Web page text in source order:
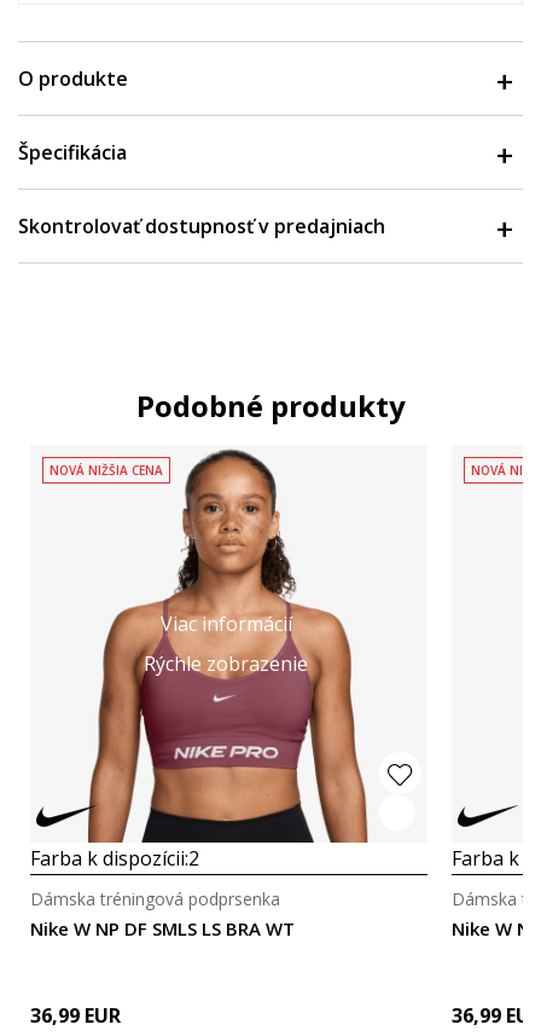
O produkte
Špecifikácia
Skontrolovať dostupnosť v predajniach
Podobné produkty
Viac informácií
Rýchle zobrazenie
NOVÁ NIŽŠIA CENA
Farba k dispozícii:2
Nike W NP DF SMLS LS BRA WT
Dámska tréningová podprsenka
36,99 EUR
NOVÁ
Farba k
Nike W
Dámska
36,99 EUR